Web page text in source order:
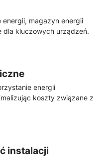
magazyn energii
dla kluczowych urządzeń.
energii
koszty związane z
instalacji